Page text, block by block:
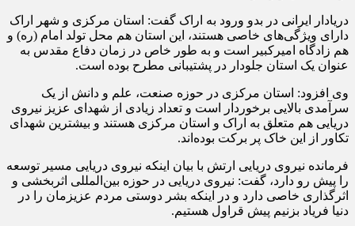
دریادار ایرانی در بدو ورود به اراک گفت: استان مرکزی و شهر اراک
دارای ویژگی‌های خاصی هستند، این استان هم محل تولد امام (ره) و
هم زادگاه امیرکبیر است و به طور خاص در زمان دفاع مقدس به
عنوان یک استان جلودار در پشتیبانی مطرح بوده است.
وی افزود: استان مرکزی در حوزه صنعت، علم و دانش از یک
سرآمدی بالایی برخوردار است و تعداد زیادی از شهدای عزیز نیروی
دریایی هم متعلق به اراک و استان مرکزی هستند و بیشترین شهدای
تکاور از این خاک پر برکت بوده‌اند.
فرمانده نیروی دریایی ارتش با بیان اینکه نیروی دریایی مسیر توسعه
را پیش رو دارد، گفت: نیروی دریایی در حوزه بین‌المللی اثربخشی و
اثرگذاری خاصی دارد و در اینکه بشر دوستی مردم عزیزمان را در
دنیا فریاد بزنیم پیش قراول هستیم.